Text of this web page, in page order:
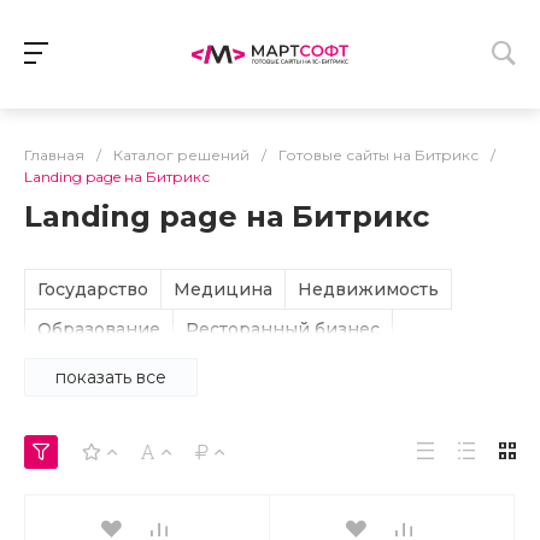
Главная / Каталог решений / Готовые сайты на Битрикс
/
Landing page на Битрикс
Landing page на Битрикс
Государство Медицина
Недвижимость
Образование
Ресторанный бизнес
Строительство
показать все